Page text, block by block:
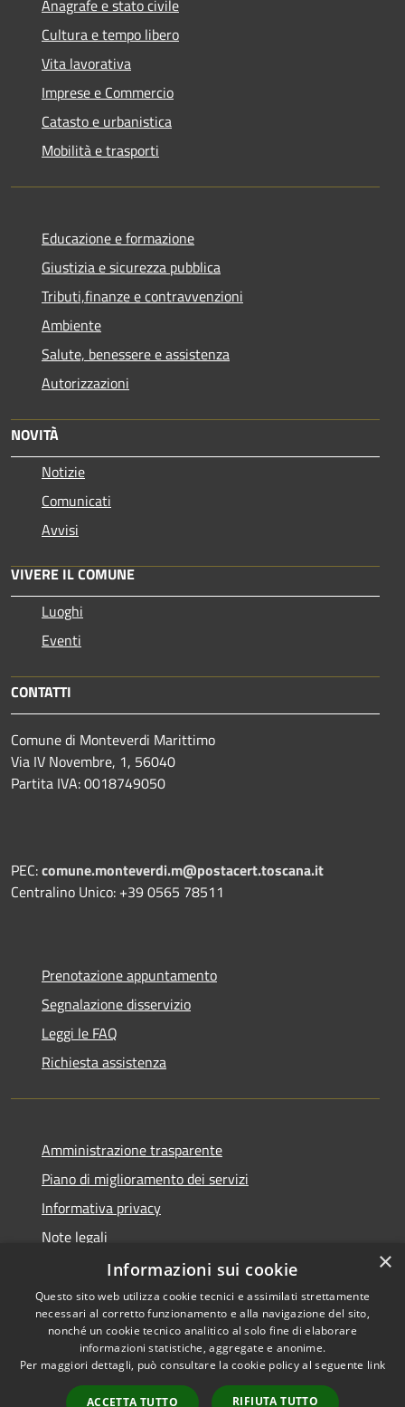
Anagrafe e stato civile
Cultura e tempo libero
Vita lavorativa
Imprese e Commercio
Catasto e urbanistica
Mobilità e trasporti
Educazione e formazione
Giustizia e sicurezza pubblica
Tributi,finanze e contravvenzioni
Ambiente
Salute, benessere e assistenza
Autorizzazioni
NOVITÀ
Notizie
Comunicati
Avvisi
VIVERE IL COMUNE
Luoghi
Eventi
CONTATTI
Comune di Monteverdi Marittimo
Via IV Novembre, 1, 56040
Partita IVA: 0018749050
PEC:comune.monteverdi.m@postacert.toscana.it
Centralino Unico: +39 0565 78511
Prenotazione appuntamento
Segnalazione disservizio
Leggi le FAQ
Richiesta assistenza
Amministrazione trasparente
Piano di miglioramento dei servizi
Informativa privacy
Note legali
Dichiarazione di accessibilità
RSS
Accessibilità
Copyright © 2026 • Comune di
Powered byMunicipium
×
Informazioni sui cookie
Questo sito web utilizza cookie tecnici e assimilati strettamente
necessari al corretto funzionamento e alla navigazione del sito,
nonché un cookie tecnico analitico al solo fine di elaborare
informazioni statistiche, aggregate e anonime.
Per maggiori dettagli, può consultare la cookie policy al seguente link
ACCETTA TUTTO RIFIUTA TUTTO